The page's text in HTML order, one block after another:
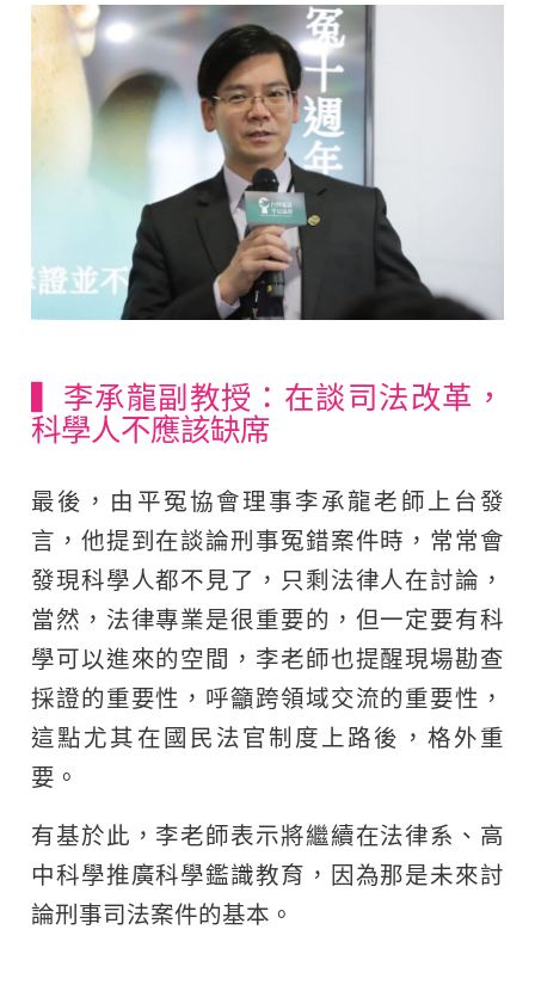
▍李承龍副教授：在談司法改革，
科學人不應該缺席
最後，由平冤協會理事李承龍老師上台發
言，他提到在談論刑事冤錯案件時，常常會
發現科學人都不見了，只剩法律人在討論，
當然，法律專業是很重要的，但一定要有科
學可以進來的空間，李老師也提醒現場勘查
採證的重要性，呼籲跨領域交流的重要性，
這點尤其在國民法官制度上路後，格外重
要。
有基於此，李老師表示將繼續在法律系、高
中科學推廣科學鑑識教育，因為那是未來討
論刑事司法案件的基本。